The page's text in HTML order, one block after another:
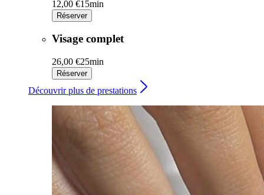
12,00 €15min
Réserver
Visage complet
26,00 €25min
Réserver
Découvrir plus de prestations